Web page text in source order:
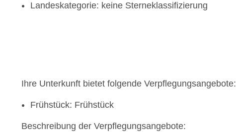
Landeskategorie: keine Sterneklassifizierung
Ihre Unterkunft bietet folgende Verpflegungsangebote:
Frühstück: Frühstück
Beschreibung der Verpflegungsangebote: